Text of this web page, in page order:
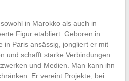
in Marokko als auch in
Figur etabliert. Geboren in
in Paris ansässig, jongliert er mit
und schafft starke Verbindungen
und Medien. Man kann ihn
Er vereint Projekte, bei